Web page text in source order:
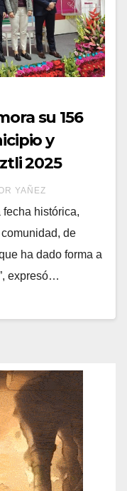
su 156
y
2025
YAÑEZ
fecha histórica,
de
ha dado forma a
expresó…